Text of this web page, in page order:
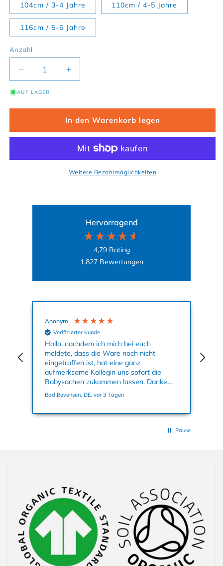
104cm / 3-4 Jahre 110cm / 4-5 Jahre
116cm / 5-6 Jahre
Anzahl
Verringere die Menge für Bio-Baumwoll Kinder
Erhöhe die Menge für Bio-Baumwoll
AUF LAGER
In den Warenkorb legen
Weitere Bezahlmöglichkeiten
Hervorragend
4,79 Rating
1.827 Bewertungen
Anonym
Verifizierter Kunde
Hallo, nachdem ich mich bei euch
meldete, dass die Ware noch nicht
eingetroffen ist, hat eine ganz
aufmerksame Kollegin uns sofort die
Babysachen zukommen lassen. Danke
nochmals dafür. Viele Grüße, Bettina
Bad Bevensen, DE, vor 3 Tagen
Pause